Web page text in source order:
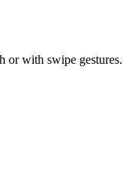
or with swipe gestures.